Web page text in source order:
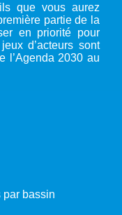
que vous aurez
partie de la
en priorité pour
d’acteurs sont
l’Agenda 2030 au
par bassin